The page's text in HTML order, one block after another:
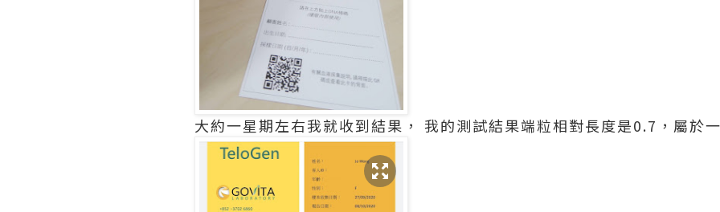
大約一星期左右我就收到結果， 我的測試結果端粒相對長度是0.7，屬於